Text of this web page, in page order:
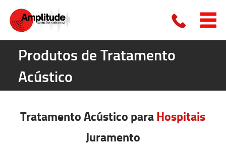
Produtos de Tratamento
Acústico
Tratamento Acústico paraHospitais
Juramento